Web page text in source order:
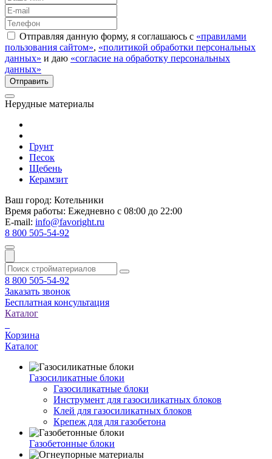
Отправляя данную форму, я соглашаюсь с «правилами
пользования сайтом», «политикой обработки персональных
данных» и даю «согласие на обработку персональных
данных»
Нерудные материалы
Грунт
Песок
Щебень
Керамзит
Ваш город: Котельники
Время работы: Ежедневно с 08:00 до 22:00
E-mail: info@favoright.ru
8 800 505-54-92
8 800 505-54-92
Заказать звонок
Бесплатная консультация
Каталог
Корзина
Каталог
Газосиликатные блоки
Газосиликатные блоки
Инструмент для газосиликатных блоков
Клей для газосиликатных блоков
Крепеж для для газобетона
Газобетонные блоки